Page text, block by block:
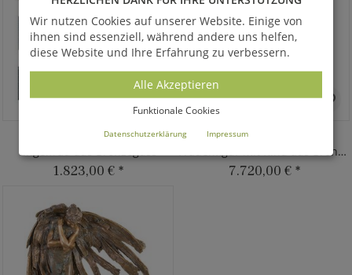
JUKAR
Engelfrau aus Bronzeguss
1.823,00 € *
MOTHERHOOD
Frauenfigur mit Kind aus Bronze - groß
7.720,00 € *
Wir nutzen Cookies auf unserer Website. Einige von
ihnen sind essenziell, während andere uns helfen,
diese Website und Ihre Erfahrung zu verbessern.
Alle Akzeptieren
Funktionale Cookies
Datenschutzerklärung Impressum